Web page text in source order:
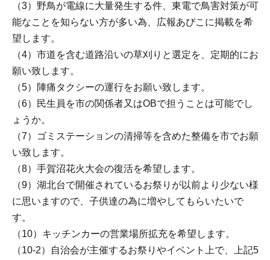
（3）野鳥が電線に大量発生する件、東電で鳥害対策が可
能なことを知らない方が多い為、広報あびこに掲載を希
望します。
（4）市道を含む道路沿いの草刈りと選定を、定期的にお
願い致します。
（5）陣痛タクシーの運行をお願い致します。
（6）民生員を市の関係者又はOBで担うことは可能でし
ょうか。
（7）ゴミステーションの清掃等を含めた整備を市でお願
い致します。
（8）手賀沼花火大会の復活を希望します。
（9）湖北台で開催されているお祭りが以前より少ない様
に思いますので、子供達の為に増やしてもらいたいで
す。
（10）キッチンカーの営業場所拡充を希望します。
（10-2）自治会が主催するお祭りやイベント上で、上記5